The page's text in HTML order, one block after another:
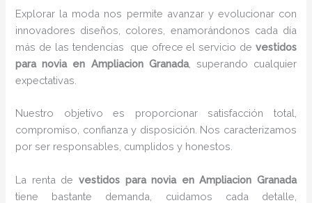
Explorar la moda nos permite avanzar y evolucionar con
innovadores diseños, colores, enamorándonos cada día
más de las tendencias que ofrece el servicio de vestidos
para novia en Ampliacion Granada, superando cualquier
expectativas.
Nuestro objetivo es proporcionar satisfacción total,
compromiso, confianza y disposición. Nos caracterizamos
por ser responsables, cumplidos y honestos.
La renta de vestidos para novia en Ampliacion Granada
tiene bastante demanda, cuidamos cada detalle,